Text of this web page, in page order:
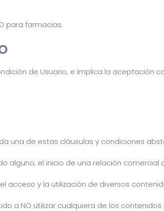
para farmacias.
de Usuario, e implica la
una de estas cláusulas y condiciones
alguno, el inicio de una relación comercial
acceso y la utilización de diversos
a NO utilizar cualquiera de los